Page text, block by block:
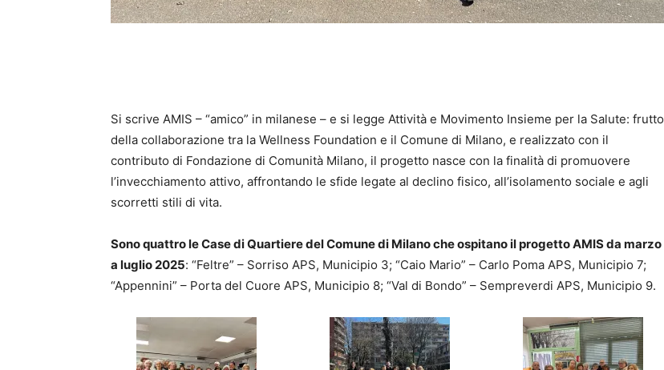
Si scrive AMIS – “amico” in milanese – e si legge Attività e Movimento Insieme per la Salute: frutto
della collaborazione tra la Wellness Foundation e il Comune di Milano, e realizzato con il
contributo di Fondazione di Comunità Milano, il progetto nasce con la finalità di promuovere
l’invecchiamento attivo, affrontando le sfide legate al declino fisico, all’isolamento sociale e agli
scorretti stili di vita.
Sono quattro le Case di Quartiere del Comune di Milano che ospitano il progetto AMIS da marzo
a luglio 2025: “Feltre” – Sorriso APS, Municipio 3; “Caio Mario” – Carlo Poma APS, Municipio 7;
“Appennini” – Porta del Cuore APS, Municipio 8; “Val di Bondo” – Sempreverdi APS, Municipio 9.